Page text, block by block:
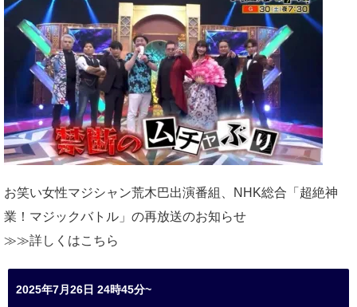
お笑い女性マジシャン荒木巴出演番組、
NHK総合「超絶神
業！マジックバトル」の再放送のお知らせ
≫≫詳しくはこちら
2025年7月26日 24時45分~